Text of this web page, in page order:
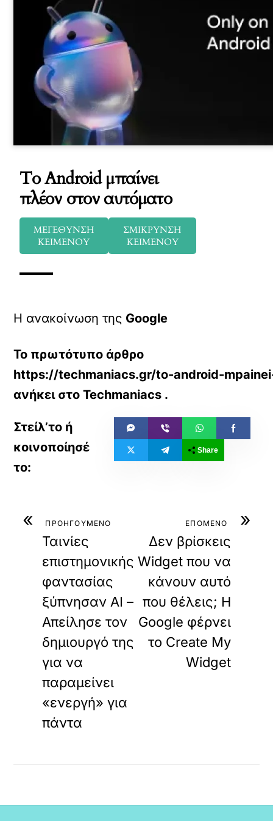
Το Android μπαίνει
πλέον στον αυτόματο
ΜΕΓΕΘΥΝΣΗ
ΚΕΙΜΕΝΟΥ
ΣΜΙΚΡΥΝΣΗ
ΚΕΙΜΕΝΟΥ
Η ανακοίνωση της Google
Το πρωτότυπο άρθρο
https://techmaniacs.gr/to-android-
ανήκει στοTechmaniacs .
Share
« ΠΡΟΗΓΟΥΜΕΝΟ
Ταινίες
επιστημονικής
φαντασίας
ξύπνησαν ΑΙ –
Απείλησε τον
δημιουργό της
για να
παραμείνει
«ενεργή» για
πάντα
»
ΕΠΟΜΕΝΟ
Δεν βρίσκεις
Widget που να
κάνουν αυτό
που θέλεις; Η
Google φέρνει
το Create My
Widget